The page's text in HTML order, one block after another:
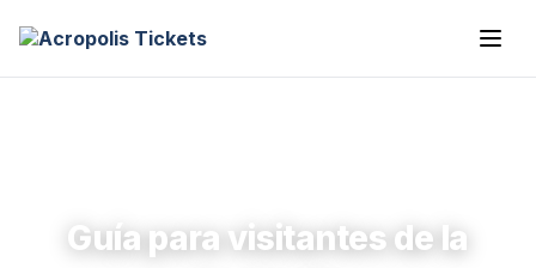
Guía para visitantes de la